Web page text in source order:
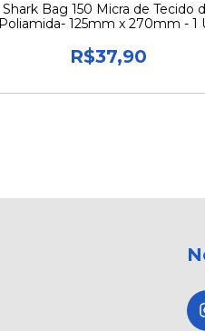
Shark Bag 150 Micra de Tecido
Poliamida- 125mm x 270mm - 1
R$37,90